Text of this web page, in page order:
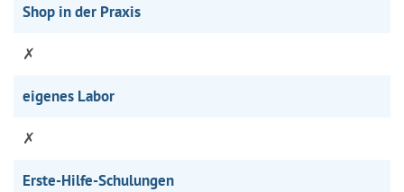
Shop in der Praxis
✗
eigenes Labor
✗
Erste-Hilfe-Schulungen